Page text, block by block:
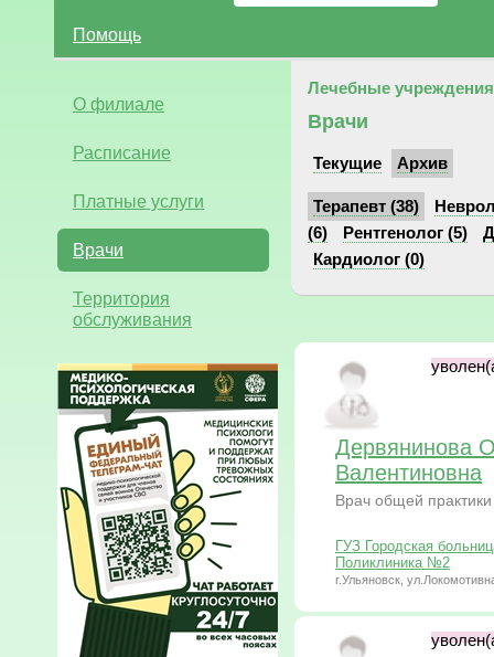
Помощь
О филиале
Расписание
Платные услуги
Врачи
Территория
обслуживания
Лечебные учреждения
Врачи
Текущие Архив
Терапевт (38)
(6)
Рентгенолог (5)
Кардиолог (0)
Дервянинова
Валентиновна
Врач общей
ГУЗ Городская
Поликлиника №2
г.Ульяновск,